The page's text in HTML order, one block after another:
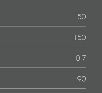
50
150
0.7
90